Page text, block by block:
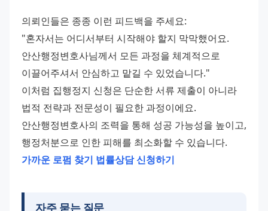
의뢰인들은 종종 이런 피드백을 주세요:
"혼자서는 어디서부터 시작해야 할지 막막했어요.
안산행정변호사님께서 모든 과정을 체계적으로
이끌어주셔서 안심하고 맡길 수 있었습니다."
이처럼 집행정지 신청은 단순한 서류 제출이 아니라
법적 전략과 전문성이 필요한 과정이에요.
안산행정변호사의 조력을 통해 성공 가능성을 높이고,
행정처분으로 인한 피해를 최소화할 수 있습니다.
가까운 로펌 찾기 법률상담 신청하기
자주 묻는 질문